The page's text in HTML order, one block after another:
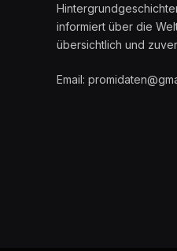
informiert über die
übersichtlich und
Email: